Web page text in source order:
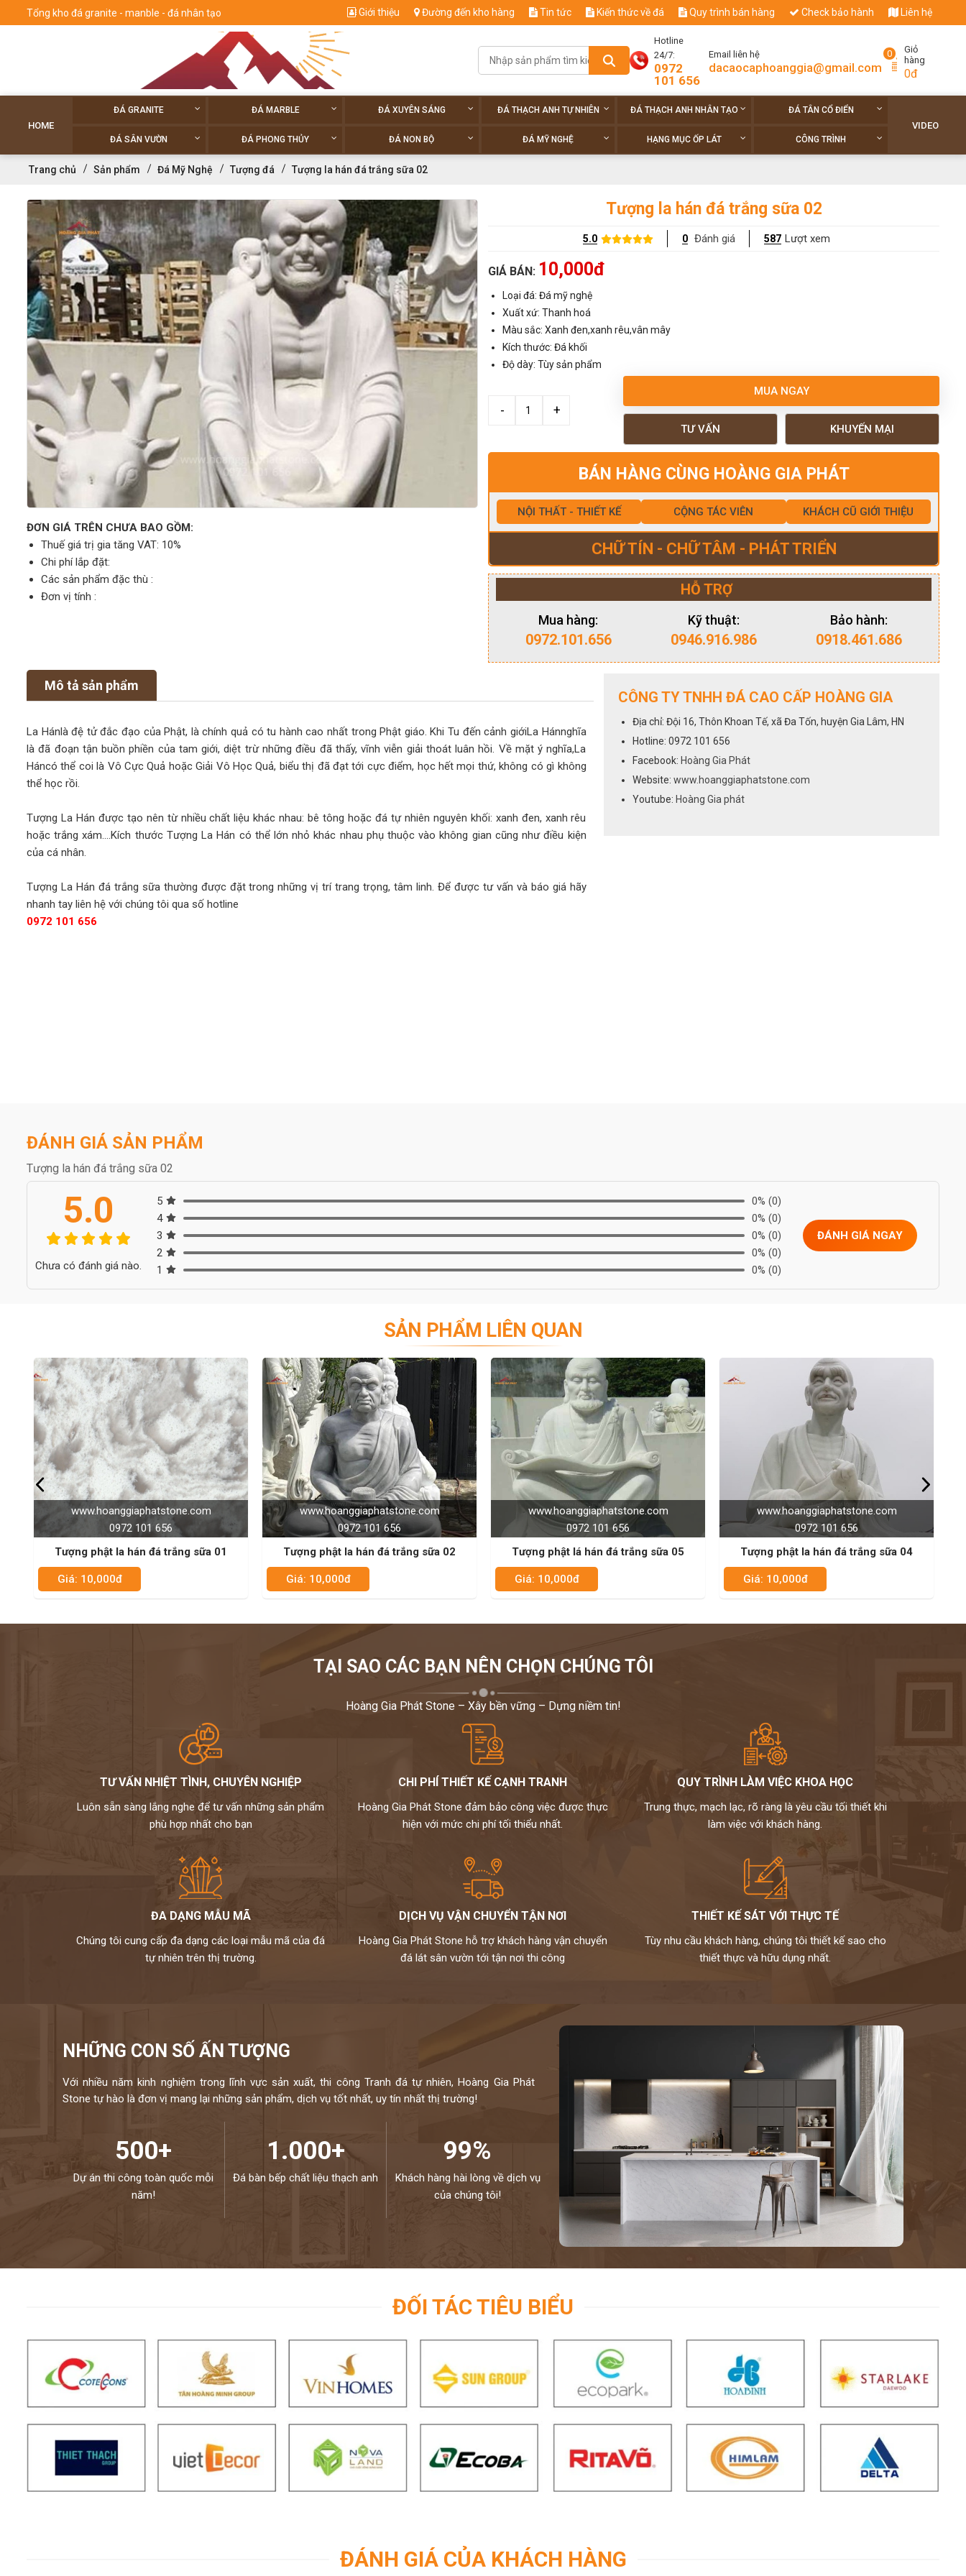
Tổng kho đá granite - manble - đá nhân tạo Giới thiệu Đường đến kho hàng Tin tức Kiến thức về đá Quy trình bán hàng Check bảo hành Liên hệ
Hotline
24/7:
0972
101 656
Email liên hệ
dacaocaphoanggia@gmail.com
0
Giỏ
hàng
0đ
HOME
ĐÁ GRANITE ĐÁ MARBLE ĐÁ XUYÊN SÁNG ĐÁ THẠCH ANH TỰ NHIÊN ĐÁ THẠCH ANH NHÂN TẠO ĐÁ TÂN CỔ ĐIỂN
ĐÁ SÂN VƯỜN ĐÁ PHONG THỦY ĐÁ NON BỘ ĐÁ MỸ NGHỆ HẠNG MỤC ỐP LÁT CÔNG TRÌNH
VIDEO
Trang chủ Sản phẩm Đá Mỹ Nghệ Tượng đá Tượng la hán đá trắng sữa 02
ĐƠN GIÁ TRÊN CHƯA BAO GỒM:
Thuế giá trị gia tăng VAT: 10%
Chi phí lắp đặt:
Các sản phẩm đặc thù :
Đơn vị tính :
Tượng la hán đá trắng sữa 02
5.0 0 Đánh giá 587 Lượt xem
GIÁ BÁN: 10,000đ
Loại đá: Đá mỹ nghệ
Xuất xứ: Thanh hoá
Màu sắc: Xanh đen,xanh rêu,vân mây
Kích thước: Đá khối
Độ dày: Tùy sản phẩm
MUA NGAY
TƯ VẤN KHUYẾN MẠI
BÁN HÀNG CÙNG HOÀNG GIA PHÁT
NỘI THẤT - THIẾT KẾ CỘNG TÁC VIÊN KHÁCH CŨ GIỚI THIỆU
CHỮ TÍN - CHỮ TÂM - PHÁT TRIỂN
HỖ TRỢ
Mua hàng:
0972.101.656
Kỹ thuật:
0946.916.986
Bảo hành:
0918.461.686
Mô tả sản phẩm
La Hánlà đệ tử đắc đạo của Phật, là chính quả có tu hành cao nhất trong Phật giáo. Khi Tu đến cảnh giớiLa Hánnghĩa
là đã đoạn tận buồn phiền của tam giới, diệt trừ những điều đã thấy, vĩnh viễn giải thoát luân hồi. Về mặt ý nghĩa,La
Háncó thể coi là Vô Cực Quả hoặc Giải Vô Học Quả, biểu thị đã đạt tới cực điểm, học hết mọi thứ, không có gì không
thể học rồi.
Tượng La Hán được tạo nên từ nhiều chất liệu khác nhau: bê tông hoặc đá tự nhiên nguyên khối: xanh đen, xanh rêu
hoặc trắng xám....Kích thước Tượng La Hán có thể lớn nhỏ khác nhau phụ thuộc vào không gian cũng như điều kiện
của cá nhân.
Tượng La Hán đá trắng sữa thường được đặt trong những vị trí trang trọng, tâm linh. Để được tư vấn và báo giá hãy
nhanh tay liên hệ với chúng tôi qua số hotline
0972 101 656
CÔNG TY TNHH ĐÁ CAO CẤP HOÀNG GIA
Địa chỉ: Đội 16, Thôn Khoan Tế, xã Đa Tốn, huyện Gia Lâm, HN
Hotline: 0972 101 656
Facebook: Hoàng Gia Phát
Website: www.hoanggiaphatstone.com
Youtube: Hoàng Gia phát
ĐÁNH GIÁ SẢN PHẨM
Tượng la hán đá trắng sữa 02
5.0
Chưa có đánh giá nào.
5 0% (0)
4
0% (0)
3
0% (0)
2
0% (0)
1
0% (0)
ĐÁNH GIÁ NGAY
SẢN PHẨM LIÊN QUAN
www.hoanggiaphatstone.com
0972 101 656
Tượng phật la hán đá trắng sữa 02
Giá: 10,000đ
www.hoanggiaphatstone.com
0972 101 656
Tượng phật lá hán đá trắng sữa 05
Giá: 10,000đ
www.hoanggiaphatstone.com
0972 101 656
Tượng phật la hán đá trắng sữa 04
Giá: 10,000đ
www.hoanggiaphatstone.com
0972 101 656
Tượng phật la hán đá trắng sữa 03
Giá: 10,000đ
TẠI SAO CÁC BẠN NÊN CHỌN CHÚNG TÔI
Hoàng Gia Phát Stone – Xây bền vững – Dựng niềm tin!
TƯ VẤN NHIỆT TÌNH, CHUYÊN NGHIỆP
Luôn sẵn sàng lắng nghe để tư vấn những sản phẩm
phù hợp nhất cho bạn
CHI PHÍ THIẾT KẾ CẠNH TRANH
Hoàng Gia Phát Stone đảm bảo công việc được thực
hiện với mức chi phí tối thiểu nhất.
QUY TRÌNH LÀM VIỆC KHOA HỌC
Trung thực, mạch lạc, rõ ràng là yêu cầu tối thiết khi
làm việc với khách hàng.
ĐA DẠNG MẪU MÃ
Chúng tôi cung cấp đa dạng các loại mẫu mã của đá
tự nhiên trên thị trường.
DỊCH VỤ VẬN CHUYỂN TẬN NƠI
Hoàng Gia Phát Stone hỗ trợ khách hàng vận chuyển
đá lát sân vườn tới tận nơi thi công
THIẾT KẾ SÁT VỚI THỰC TẾ
Tùy nhu cầu khách hàng, chúng tôi thiết kế sao cho
thiết thực và hữu dụng nhất.
NHỮNG CON SỐ ẤN TƯỢNG
Với nhiều năm kinh nghiệm trong lĩnh vực sản xuất, thi công Tranh đá tự nhiên, Hoàng Gia Phát
Stone tự hào là đơn vị mang lại những sản phẩm, dịch vụ tốt nhất, uy tín nhất thị trường!
500+
Dự án thi công toàn quốc mỗi
năm!
1.000+
Đá bàn bếp chất liệu thạch anh
99%
Khách hàng hài lòng về dịch vụ
của chúng tôi!
ĐỐI TÁC TIÊU BIỂU
ĐÁNH GIÁ CỦA KHÁCH HÀNG